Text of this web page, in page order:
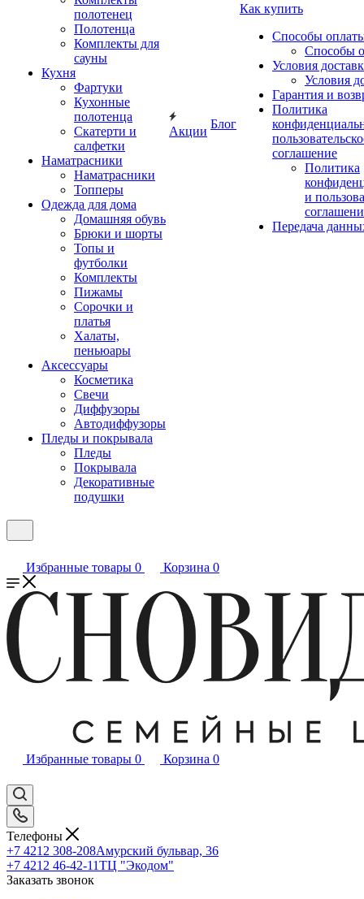
полотенец
Полотенца
Комплекты для
сауны
Кухня
Фартуки
Кухонные
полотенца
Скатерти и
салфетки
Наматрасники
Наматрасники
Топперы
Одежда для дома
Домашняя обувь
Брюки и шорты
Топы и
футболки
Комплекты
Пижамы
Сорочки и
платья
Халаты,
пеньюары
Аксессуары
Косметика
Свечи
Диффузоры
Автодиффузоры
Пледы и покрывала
Пледы
Покрывала
Декоративные
подушки
Акции
Блог
Как купить
Способы
Способы
Условия
Условия
Гарантия и
Политика
соглашение
Политика
и
Передача
Избранные товары 0 Корзина 0
Избранные товары 0 Корзина 0
Телефоны
+7 4212 308-208Амурский бульвар, 36
+7 4212 46-42-11ТЦ "Экодом"
Заказать звонок